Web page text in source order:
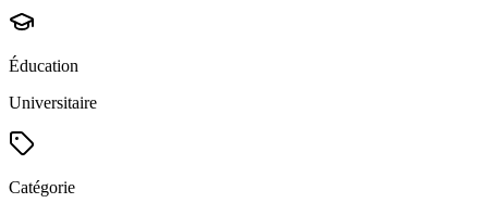
Éducation
Universitaire
Catégorie